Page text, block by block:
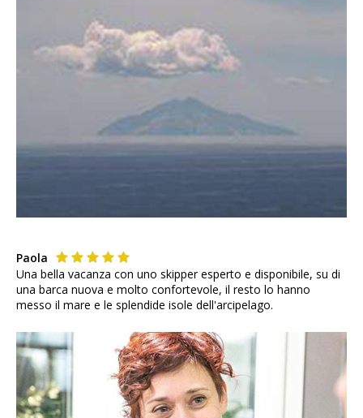
Paola
Una bella vacanza con uno skipper esperto e disponibile, su di
una barca nuova e molto confortevole, il resto lo hanno
messo il mare e le splendide isole dell'arcipelago.